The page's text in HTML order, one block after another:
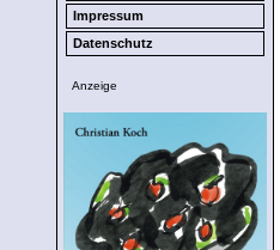
Impressum
Datenschutz
Anzeige